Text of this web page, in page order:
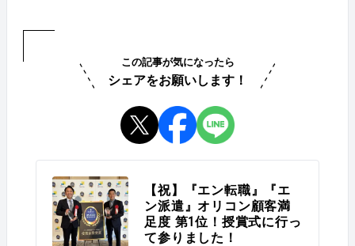
この記事が気になったら
シェアをお願いします！
【祝】『エン転職』『エ
ン派遣』オリコン顧客満
足度 第1位！授賞式に行っ
て参りました！